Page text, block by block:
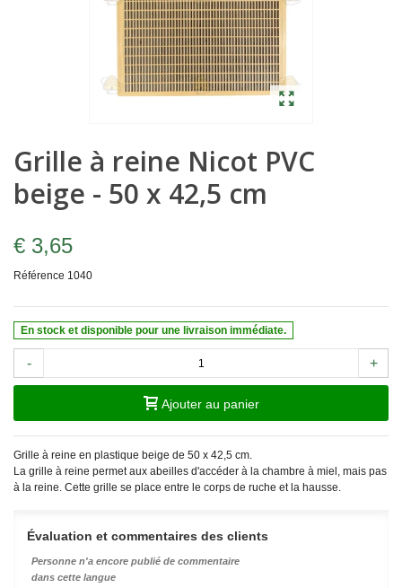
Grille à reine Nicot PVC
beige - 50 x 42,5 cm
€ 3,65
Référence 1040
En stock et disponible pour une livraison immédiate.
- +
Ajouter au panier
Grille à reine en plastique beige de 50 x 42,5 cm.
La grille à reine permet aux abeilles d'accéder à la chambre à miel, mais pas
à la reine. Cette grille se place entre le corps de ruche et la hausse.
Évaluation et commentaires des clients
Personne n'a encore publié de commentaire
dans cette langue